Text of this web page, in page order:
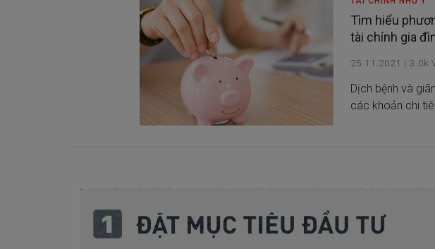
Tìm hiểu
tài chính gia
25.11.2021 | 3.0k
Dịch bệnh và
các khoản chi